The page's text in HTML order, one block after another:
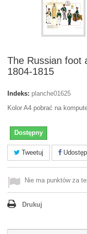
The Russian foot
1804-1815
Indeks: planche01625
Kolor A4 pobrać na
Dostępny
Tweetuj
Nie ma punktów za
Drukuj